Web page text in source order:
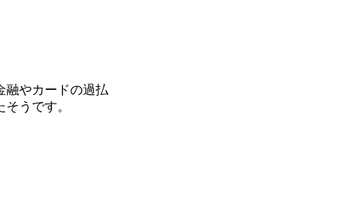
やカードの過払
うです。